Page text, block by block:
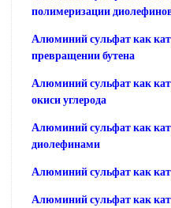
полимеризации
Алюминий сульфат как
превращении бутена
Алюминий сульфат как
окиси углерода
Алюминий сульфат как
диолефинами
Алюминий сульфат как
Алюминий сульфат как